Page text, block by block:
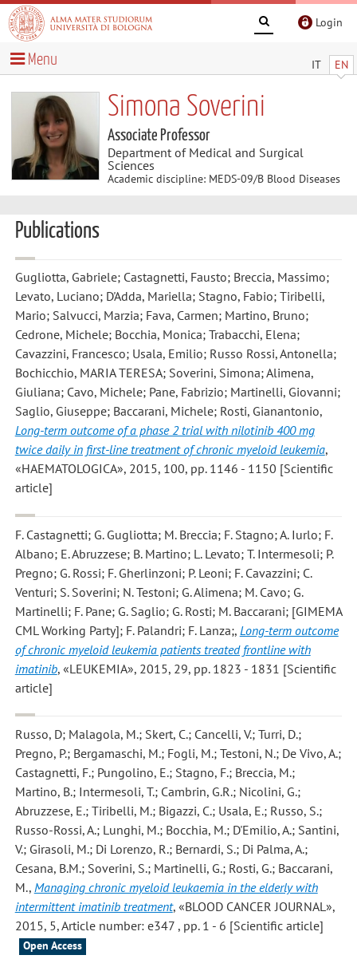
Login
IT EN
Menu
Simona Soverini
Associate Professor
Department of Medical and Surgical
Sciences
Academic discipline: MEDS-09/B Blood Diseases
Publications
Gugliotta, Gabriele; Castagnetti, Fausto; Breccia, Massimo;
Levato, Luciano; D'Adda, Mariella; Stagno, Fabio; Tiribelli,
Mario; Salvucci, Marzia; Fava, Carmen; Martino, Bruno;
Cedrone, Michele; Bocchia, Monica; Trabacchi, Elena;
Cavazzini, Francesco; Usala, Emilio; Russo Rossi, Antonella;
Bochicchio, MARIA TERESA; Soverini, Simona; Alimena,
Giuliana; Cavo, Michele; Pane, Fabrizio; Martinelli, Giovanni;
Saglio, Giuseppe; Baccarani, Michele; Rosti, Gianantonio,
Long-term outcome of a phase 2 trial with nilotinib 400 mg
twice daily in first-line treatment of chronic myeloid leukemia,
«HAEMATOLOGICA», 2015, 100, pp. 1146 - 1150 [Scientific
article]
F. Castagnetti; G. Gugliotta; M. Breccia; F. Stagno; A. Iurlo; F.
Albano; E. Abruzzese; B. Martino; L. Levato; T. Intermesoli; P.
Pregno; G. Rossi; F. Gherlinzoni; P. Leoni; F. Cavazzini; C.
Venturi; S. Soverini; N. Testoni; G. Alimena; M. Cavo; G.
Martinelli; F. Pane; G. Saglio; G. Rosti; M. Baccarani; [GIMEMA
CML Working Party]; F. Palandri; F. Lanza;, Long-term outcome
of chronic myeloid leukemia patients treated frontline with
imatinib, «LEUKEMIA», 2015, 29, pp. 1823 - 1831 [Scientific
article]
Russo, D; Malagola, M.; Skert, C.; Cancelli, V.; Turri, D.;
Pregno, P.; Bergamaschi, M.; Fogli, M.; Testoni, N.; De Vivo, A.;
Castagnetti, F.; Pungolino, E.; Stagno, F.; Breccia, M.;
Martino, B.; Intermesoli, T.; Cambrin, G.R.; Nicolini, G.;
Abruzzese, E.; Tiribelli, M.; Bigazzi, C.; Usala, E.; Russo, S.;
Russo-Rossi, A.; Lunghi, M.; Bocchia, M.; D'Emilio, A.; Santini,
V.; Girasoli, M.; Di Lorenzo, R.; Bernardi, S.; Di Palma, A.;
Cesana, B.M.; Soverini, S.; Martinelli, G.; Rosti, G.; Baccarani,
M., Managing chronic myeloid leukaemia in the elderly with
intermittent imatinib treatment, «BLOOD CANCER JOURNAL»,
2015, 5, Article number: e347 , pp. 1 - 6 [Scientific article]
Open Access